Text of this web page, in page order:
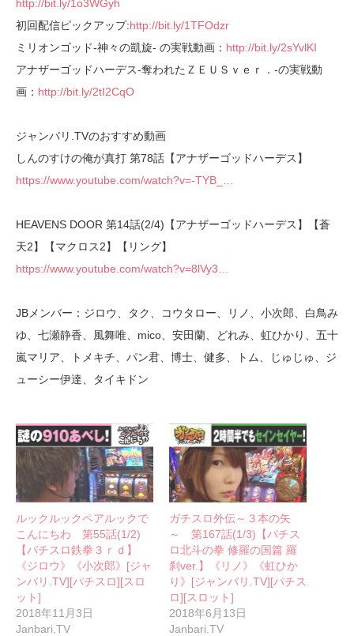
http://bit.ly/1o3WGyh
初回配信ピックアップ:http://bit.ly/1TFOdzr
ミリオンゴッド‐神々の凱旋‐ の実戦動画： http://bit.ly/2sYvlKI
アナザーゴッドハーデス-奪われたＺＥＵＳｖｅｒ．-の実戦動
画： http://bit.ly/2tI2CqO
ジャンバリ.TVのおすすめ動画
しんのすけの俺が真打 第78話【アナザーゴッドハーデス】
https://www.youtube.com/watch?v=-TYB_…
HEAVENS DOOR 第14話(2/4)【アナザーゴッドハーデス】【蒼
天2】【マクロス2】【リング】
https://www.youtube.com/watch?v=8lVy3…
JBメンバー：ジロウ、タク、コウタロー、リノ、小次郎、白鳥み
ゆ、七瀬静香、風舞唯、mico、安田蘭、どれみ、虹ひかり、五十
嵐マリア、トメキチ、パン君、博士、健多、トム、じゅじゅ、ジ
ューシー伊達、タイキドン
ルックルックペアルックで
こんにちわ 第55話(1/2)
【パチスロ鉄拳３ｒｄ】
《ジロウ》《小次郎》[ジャ
ンバリ.TV][パチスロ][スロ
ット]
2018年11月3日
Janbari.TV
ガチスロ外伝～３本の矢
～ 第167話(1/3)【パチス
ロ北斗の拳 修羅の国篇 羅
刹ver.】《リノ》《虹ひか
り》[ジャンバリ.TV][パチス
ロ][スロット]
2018年6月13日
Janbari.TV